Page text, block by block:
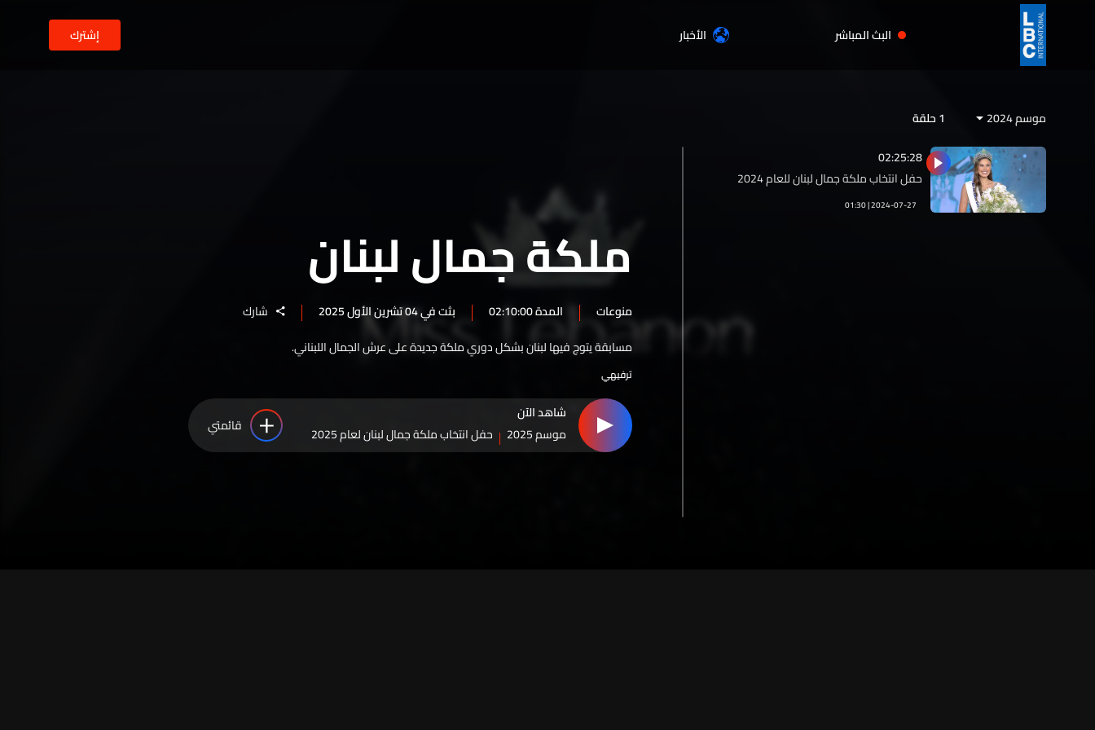
البث المباشر الأخبار إشترك
ملكة جمال لبنان
منوعات المدة 02:10:00 بثت في 04 تشرين الأول 2025
شارك
مسابقة يتوج فيها لبنان بشكل دوري ملكة جديدة على عرش الجمال اللبناني.
ترفيهي
شاهد الآن
موسم 2025
حفل انتخاب ملكة جمال لبنان لعام 2025 قائمتي
موسم 2024 1حلقة
01:30 | 2024-07-27
حفل انتخاب ملكة جمال لبنان للعام 2024
02:25:28